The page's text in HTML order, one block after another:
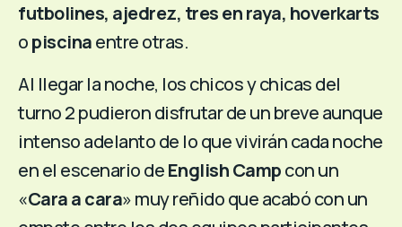
futbolines, ajedrez, tres en raya, hoverkarts
opiscinaentre otras.
Al llegar la noche, los chicos y chicas del
turno 2 pudieron disfrutar de un breve aunque
intenso adelanto de lo que vivirán cada noche
en el escenario deEnglish Campcon un
«Cara a cara» muy reñido que acabó con un